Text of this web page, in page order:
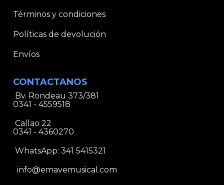
Términos y condiciones
Políticas de devolución
Envíos
CONTACTANOS
Bv. Rondeau 373/381
0341 - 4559518
Callao 22
0341 - 4360270
WhatsApp: 341 5415321
info@emavemusical.com